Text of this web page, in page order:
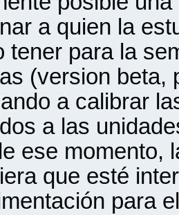
a quien la
tener para la
(version beta,
a calibrar
a las
ese momento,
que esté
para